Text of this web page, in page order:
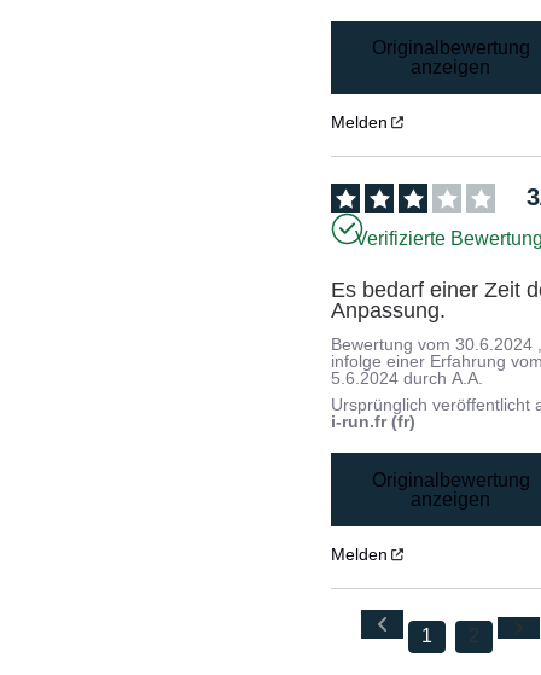
Originalbewertung
anzeigen
Melden
3
Verifizierte
Es bedarf einer Zeit
Anpassung.
Bewertung vom30.6.2024
infolge einer Erfahrung
5.6.2024 durchA.A.
Ursprünglich veröffentlicht
i-run.fr (fr)
Originalbewertung
anzeigen
Melden
1 2